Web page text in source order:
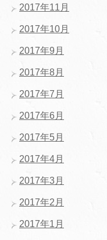
2017年11月
2017年10月
2017年9月
2017年8月
2017年7月
2017年6月
2017年5月
2017年4月
2017年3月
2017年2月
2017年1月